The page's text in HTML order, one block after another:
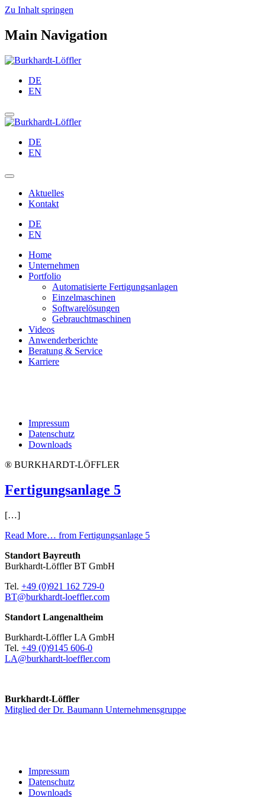
Zu Inhalt springen
Main Navigation
DE
EN
DE
EN
Aktuelles
Kontakt
DE
EN
Home
Unternehmen
Portfolio
Automatisierte Fertigungsanlagen
Einzelmaschinen
Softwarelösungen
Gebrauchtmaschinen
Videos
Anwenderberichte
Beratung & Service
Karriere
Impressum
Datenschutz
Downloads
® BURKHARDT-LÖFFLER
Fertigungsanlage 5
[…]
Read More… from Fertigungsanlage 5
Standort Bayreuth
Burkhardt-Löffler BT GmbH
Tel. +49 (0)921 162 729-0
BT@burkhardt-loeffler.com
Standort Langenaltheim
Burkhardt-Löffler LA GmbH
Tel. +49 (0)9145 606-0
LA@burkhardt-loeffler.com
Burkhardt-Löffler
Mitglied der Dr. Baumann Unternehmensgruppe
Impressum
Datenschutz
Downloads